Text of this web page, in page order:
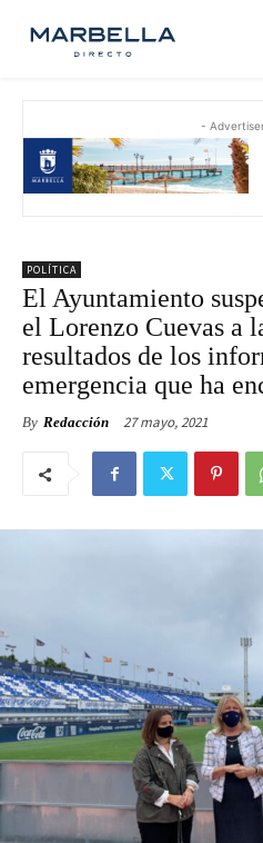
-
POLÍTICA
El Ayuntamiento
el Lorenzo Cuevas a
resultados de los
emergencia que ha
By Redacción 27 mayo, 2021